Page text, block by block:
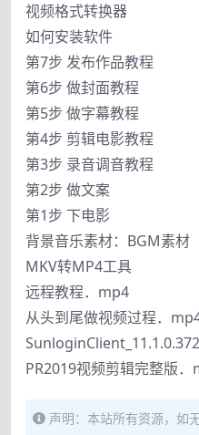
视频格式转换器
如何安装软件
第7步 发布作品教程
第6步 做封面教程
第5步 做字幕教程
第4步 剪辑电影教程
第3步 录音调音教程
第2步 做文案
第1步 下电影
背景音乐素材：BGM素材
MKV转MP4工具
远程教程．mp4
从头到尾做视频过程．
PR2019视频剪辑完整版
声明：本站所有资源，如